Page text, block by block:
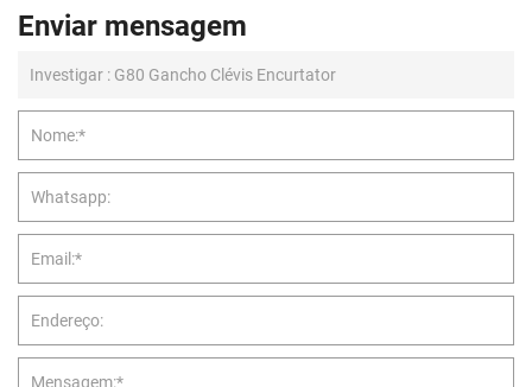
Enviar mensagem